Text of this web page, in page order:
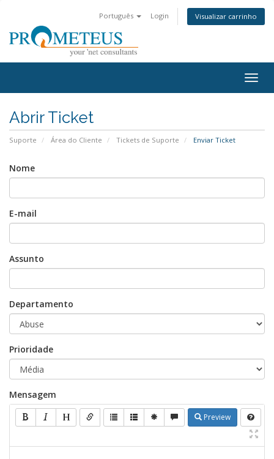
Português Login Visualizar carrinho
Abrir Ticket
Suporte Área do Cliente Tickets de Suporte Enviar Ticket
Nome
E-mail
Assunto
Departamento
Prioridade
Mensagem
Preview